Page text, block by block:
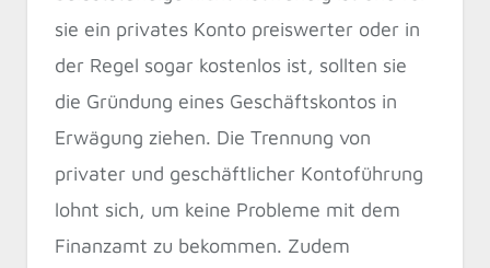
sie ein privates Konto preiswerter oder in
der Regel sogar kostenlos ist, sollten sie
die Gründung eines Geschäftskontos in
Erwägung ziehen. Die Trennung von
privater und geschäftlicher Kontoführung
lohnt sich, um keine Probleme mit dem
Finanzamt zu bekommen. Zudem